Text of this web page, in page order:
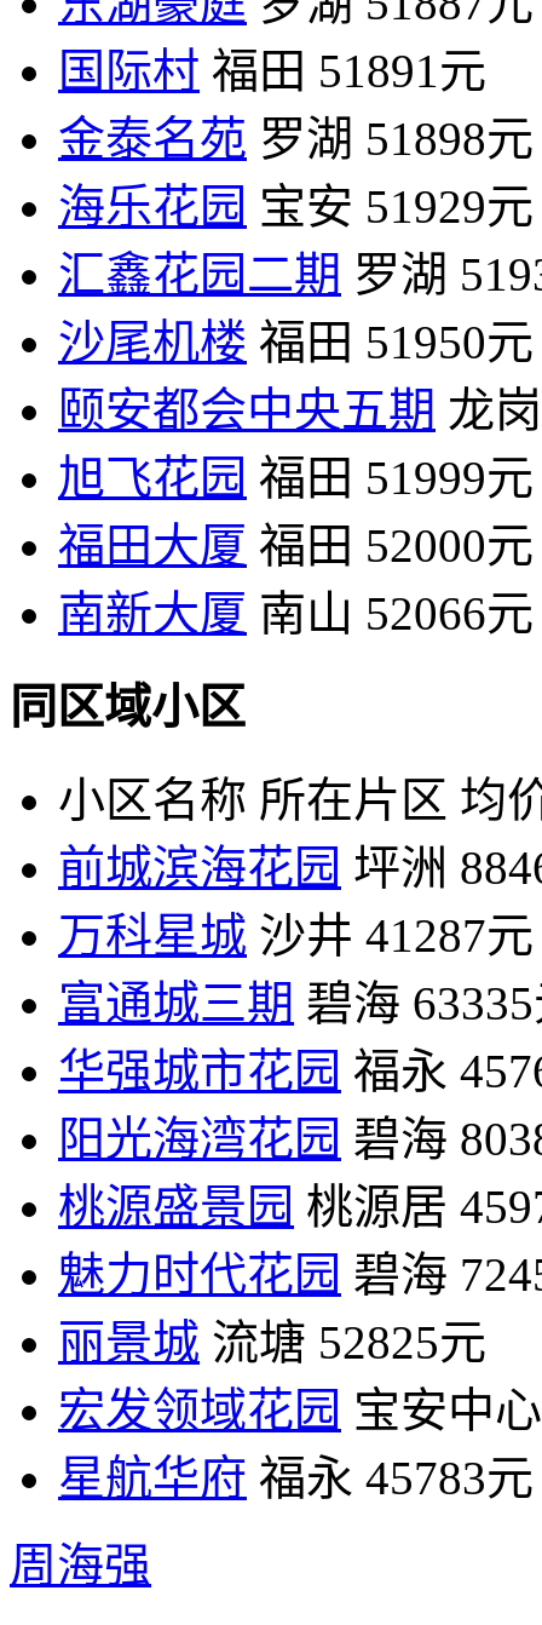
国际村 福田 51891元
金泰名苑 罗湖 51898元
海乐花园 宝安 51929元
汇鑫花园二期 罗湖
沙尾机楼 福田 51950元
颐安都会中央五期 龙岗
旭飞花园 福田 51999元
福田大厦 福田 52000元
南新大厦 南山 52066元
同区域小区
小区名称 所在片区 均
前城滨海花园 坪洲
万科星城 沙井 41287元
富通城三期 碧海
华强城市花园 福永
阳光海湾花园 碧海
桃源盛景园 桃源居
魅力时代花园 碧海
丽景城 流塘 52825元
宏发领域花园 宝安中心
星航华府 福永 45783元
周海强